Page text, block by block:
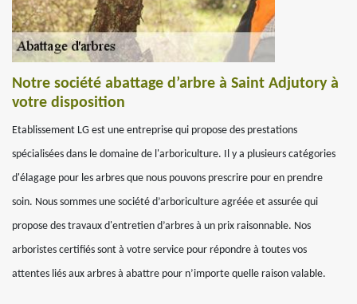
Notre société abattage d’arbre à Saint Adjutory à
votre disposition
Etablissement LG est une entreprise qui propose des prestations
spécialisées dans le domaine de l'arboriculture. Il y a plusieurs catégories
d'élagage pour les arbres que nous pouvons prescrire pour en prendre
soin. Nous sommes une société d’arboriculture agréée et assurée qui
propose des travaux d'entretien d’arbres à un prix raisonnable. Nos
arboristes certifiés sont à votre service pour répondre à toutes vos
attentes liés aux arbres à abattre pour n’importe quelle raison valable.